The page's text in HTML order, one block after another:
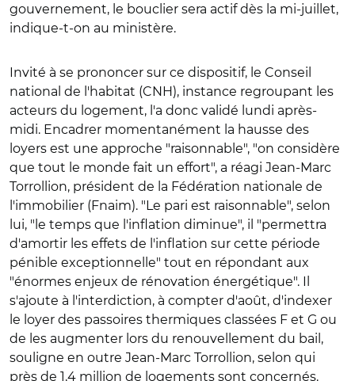
gouvernement, le bouclier sera actif dès la mi-juillet,
indique-t-on au ministère.
Invité à se prononcer sur ce dispositif, le Conseil
national de l'habitat (CNH), instance regroupant les
acteurs du logement, l'a donc validé lundi après-
midi. Encadrer momentanément la hausse des
loyers est une approche "raisonnable", "on considère
que tout le monde fait un effort", a réagi Jean-Marc
Torrollion, président de la Fédération nationale de
l'immobilier (Fnaim). "Le pari est raisonnable", selon
lui, "le temps que l'inflation diminue", il "permettra
d'amortir les effets de l'inflation sur cette période
pénible exceptionnelle" tout en répondant aux
"énormes enjeux de rénovation énergétique". Il
s'ajoute à l'interdiction, à compter d'août, d'indexer
le loyer des passoires thermiques classées F et G ou
de les augmenter lors du renouvellement du bail,
souligne en outre Jean-Marc Torrollion, selon qui
près de 1,4 million de logements sont concernés.